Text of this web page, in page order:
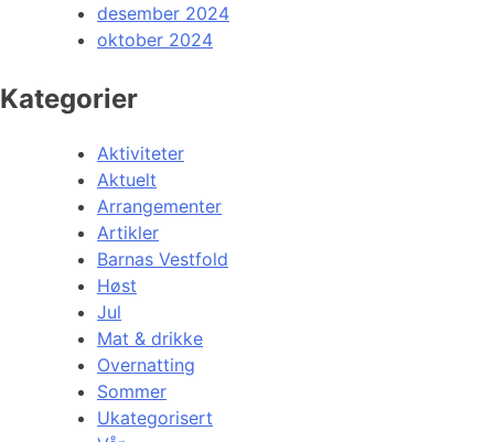
desember 2024
oktober 2024
Kategorier
Aktiviteter
Aktuelt
Arrangementer
Artikler
Barnas Vestfold
Høst
Jul
Mat & drikke
Overnatting
Sommer
Ukategorisert